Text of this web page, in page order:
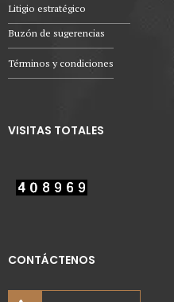
Litigio estratégico
Buzón de sugerencias
Términos y condiciones
VISITAS TOTALES
CONTÁCTENOS